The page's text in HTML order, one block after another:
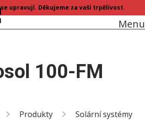
upravují. Děkujeme za vaši trpělivost.
Menu
100-FM
Produkty
Solární systémy